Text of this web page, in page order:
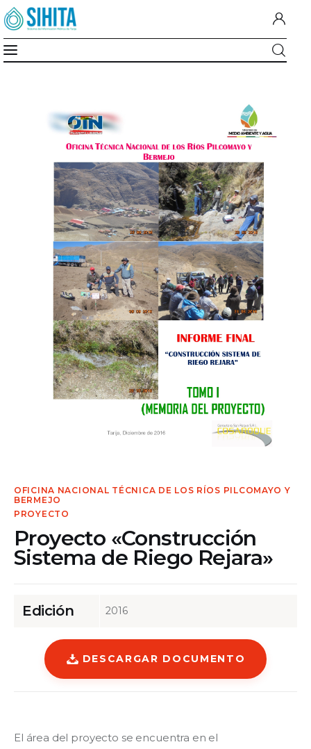
Nosotros
Cuenca Del Guadalquivir
MiMonitor
SIG-A.G.U.A
Documentos
Institucion
Contacto
OFICINA NACIONAL TÉCNICA DE LOS RÍOS PILCOMAYO Y
BERMEJO
PROYECTO
Proyecto «Construcción
Sistema de Riego Rejara»
Edición 2016
DESCARGAR DOCUMENTO
El área del proyecto se encuentra en el